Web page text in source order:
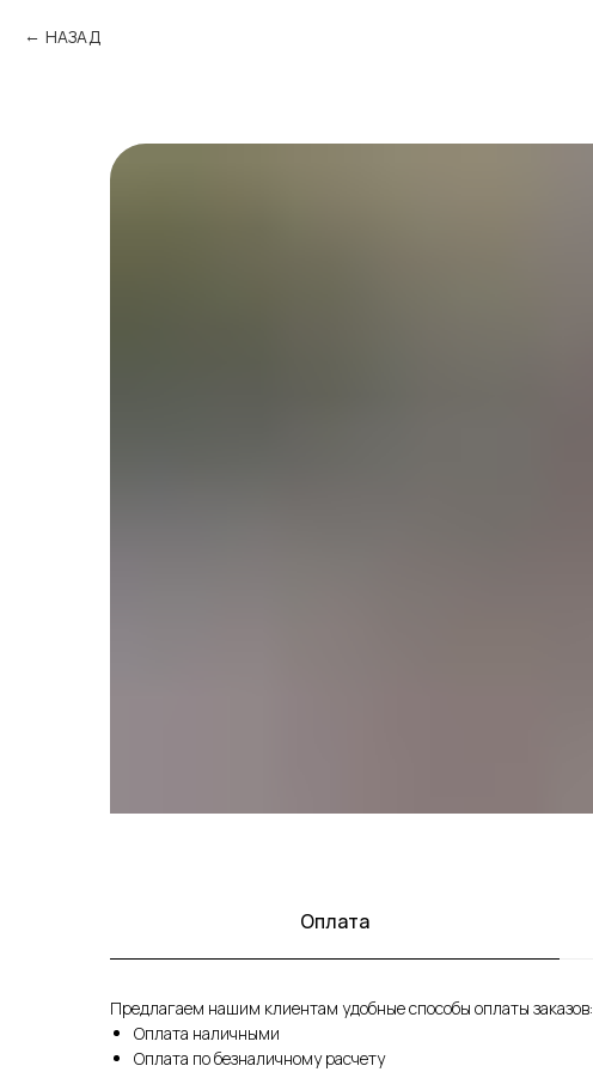
НАЗАД
Оплата
Предлагаем нашим клиентам удобные способы оплаты заказов:
Оплата наличными
Оплата по безналичному расчету